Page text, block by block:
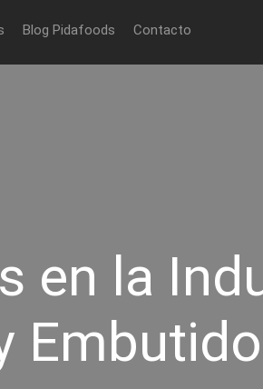
Blog Pidafoods Contacto
en la